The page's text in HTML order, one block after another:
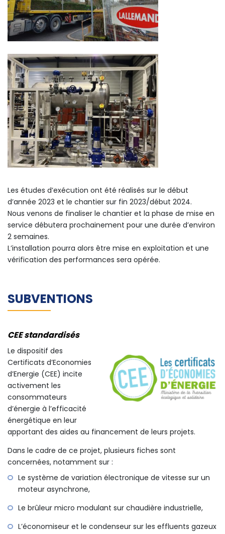
Les études d’exécution ont été réalisés sur le début
d’année 2023 et le chantier sur fin 2023/début 2024.
Nous venons de finaliser le chantier et la phase de mise en
service débutera prochainement pour une durée d’environ
2 semaines.
L’installation pourra alors être mise en exploitation et une
vérification des performances sera opérée.
SUBVENTIONS
CEE standardisés
Le dispositif des
Certificats d’Economies
d’Energie (CEE) incite
activement les
consommateurs
d’énergie à l’efficacité
énergétique en leur
apportant des aides au financement de leurs projets.
Dans le cadre de ce projet, plusieurs fiches sont
concernées, notamment sur :
Le système de variation électronique de vitesse sur un
moteur asynchrone,
Le brûleur micro modulant sur chaudière industrielle,
L’économiseur et le condenseur sur les effluents gazeux